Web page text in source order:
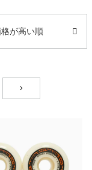
が高い順
ミュ
ト）